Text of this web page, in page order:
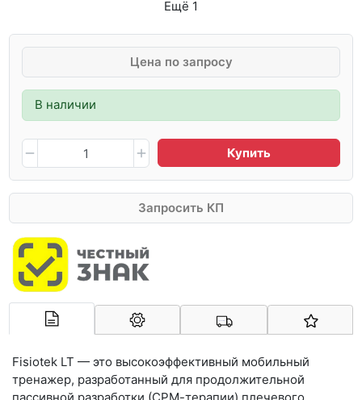
Ещё 1
Цена по запросу
В наличии
Купить
Запросить КП
Fisiotek LT — это высокоэффективный мобильный
тренажер, разработанный для продолжительной
пассивной разработки (СРМ-терапии) плечевого